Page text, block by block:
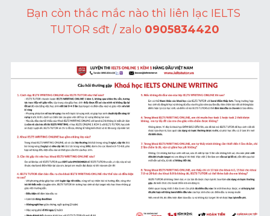
Bạn còn thắc mắc nào thì liên lạc IELTS
TUTOR sđt / zalo 0905834420